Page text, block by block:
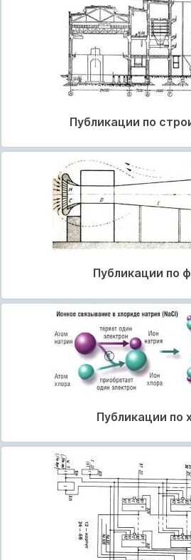
Публикации по
Публикации по
Публикации по